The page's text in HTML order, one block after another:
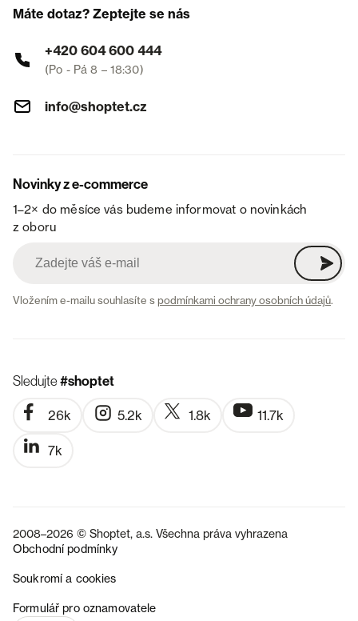
Máte dotaz? Zeptejte se nás
+420 604 600 444
(Po - Pá 8 – 18:30)
info@shoptet.cz
Novinky z e-commerce
1–2× do měsíce vás budeme informovat o novinkách
z oboru
Vložením e-mailu souhlasíte spodmínkami ochrany osobních údajů.
Sledujte#shoptet
26k 5.2k 1.8k 11.7k
7k
2008–2026 © Shoptet, a.s. Všechna práva vyhrazena
Obchodní podmínky
Soukromí a cookies
Formulář pro oznamovatele